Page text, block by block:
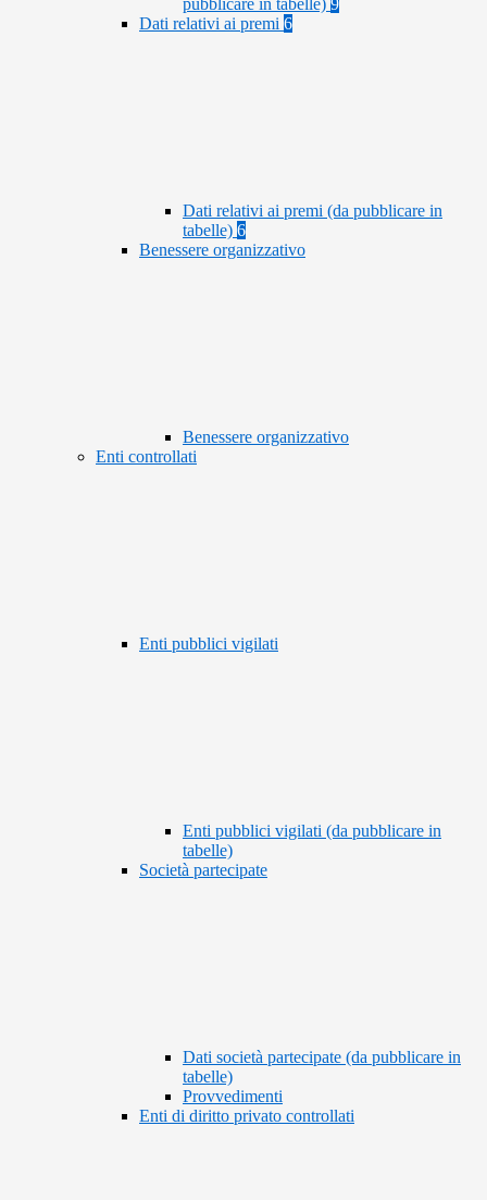
pubblicare in tabelle) 9
Dati relativi ai premi 6
Dati relativi ai premi (da pubblicare in
tabelle) 6
Benessere organizzativo
Benessere organizzativo
Enti controllati
Enti pubblici vigilati
Enti pubblici vigilati (da pubblicare in
tabelle)
Società partecipate
Dati società partecipate (da pubblicare in
tabelle)
Provvedimenti
Enti di diritto privato controllati